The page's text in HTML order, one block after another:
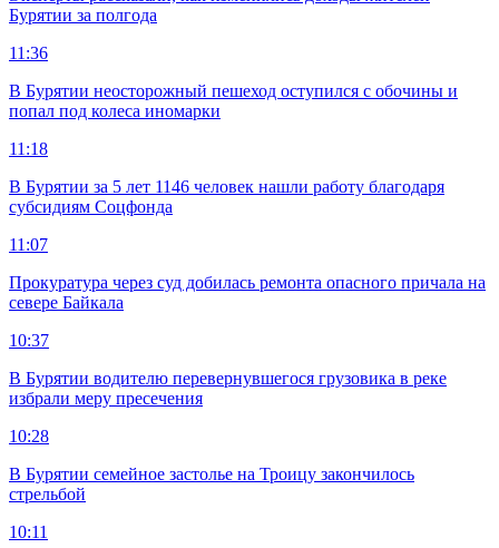
Бурятии за полгода
11:36
В Бурятии неосторожный пешеход оступился с обочины и
попал под колеса иномарки
11:18
В Бурятии за 5 лет 1146 человек нашли работу благодаря
субсидиям Соцфонда
11:07
Прокуратура через суд добилась ремонта опасного причала на
севере Байкала
10:37
В Бурятии водителю перевернувшегося грузовика в реке
избрали меру пресечения
10:28
В Бурятии семейное застолье на Троицу закончилось
стрельбой
10:11